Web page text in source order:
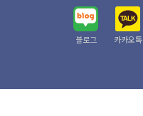
블로그 카카오톡